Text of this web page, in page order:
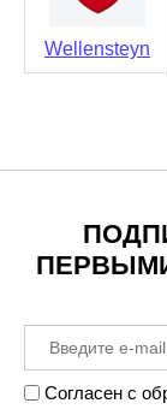
Wellensteyn
Согласен с